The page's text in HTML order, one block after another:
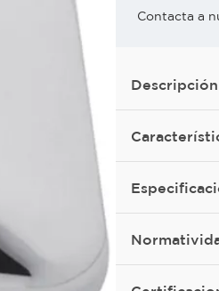
Contacta a
Descripción